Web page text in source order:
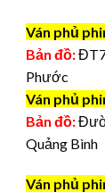
Ván phủ
Bản đồ:
Phước
Ván phủ
Bản đồ:
Quảng Bình
Ván phủ